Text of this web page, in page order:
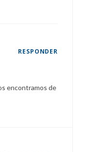
RESPONDER
encontramos de